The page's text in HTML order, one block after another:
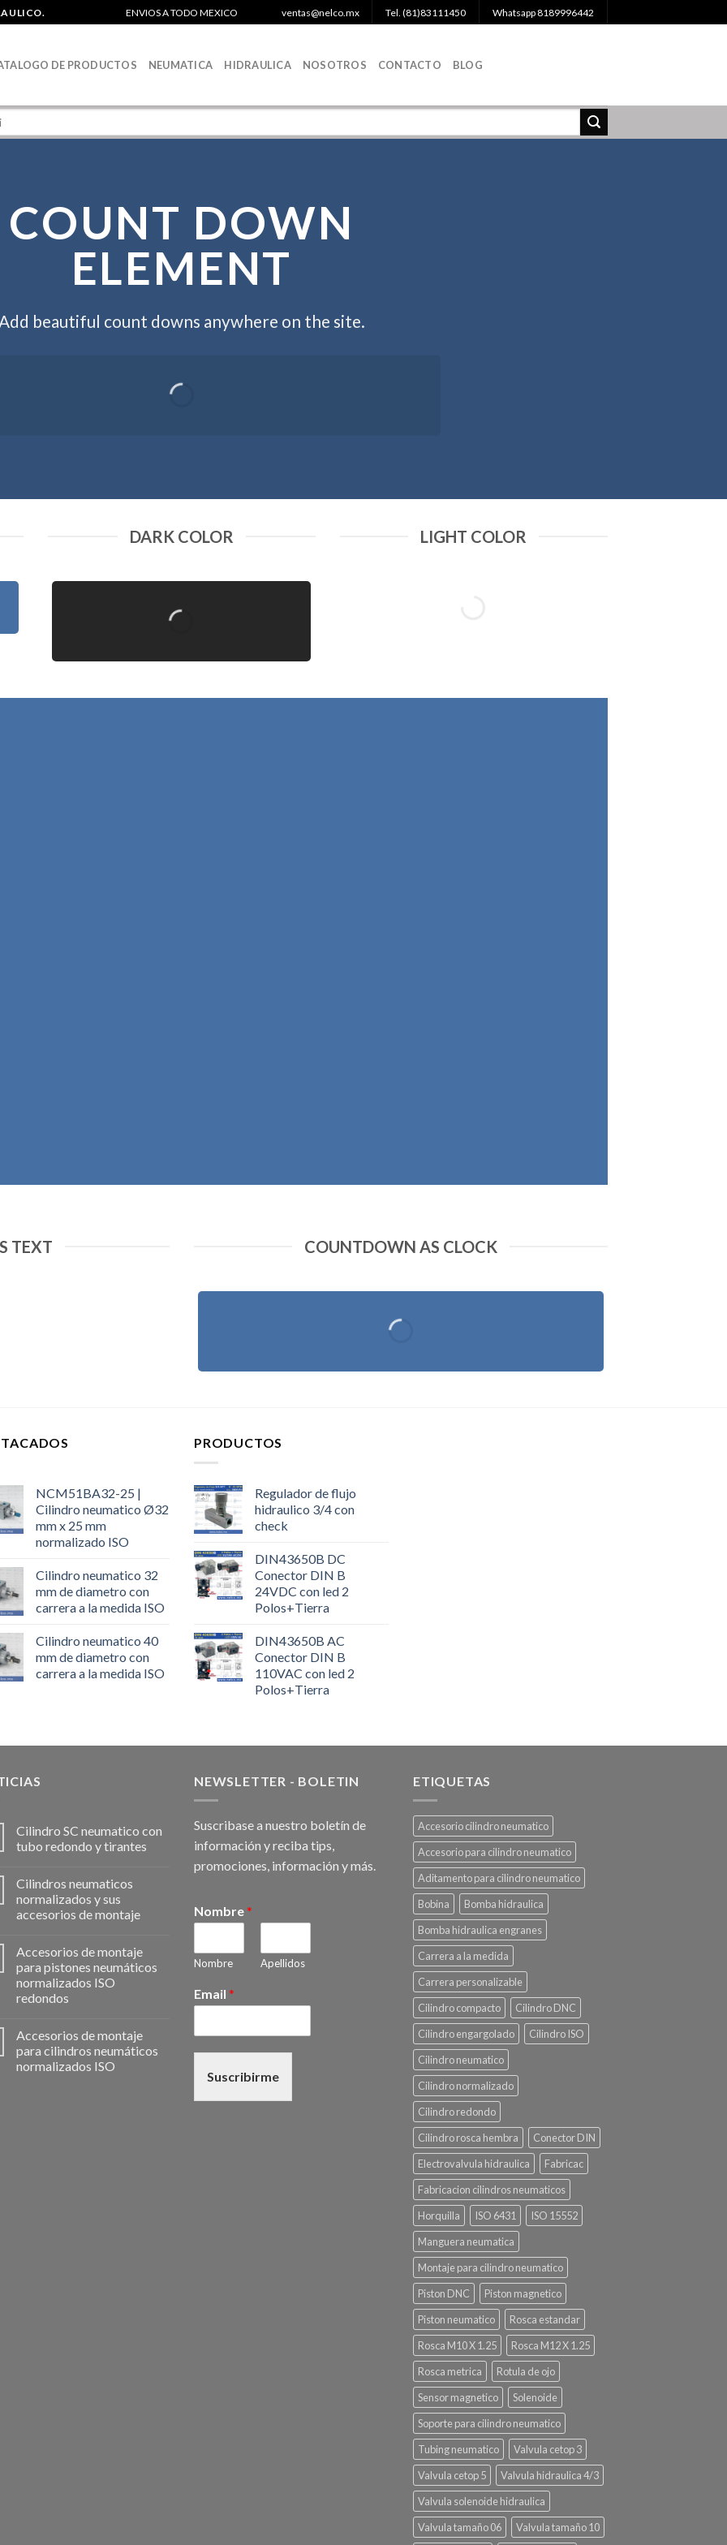
ENVIOS A TODO MEXICO ventas@nelco.mx Tel. (81)83111450 Whatsapp 8189996442
DE PRODUCTOS NEUMATICA HIDRAULICA NOSOTROS CONTACTO BLOG
COUNT DOWN
ELEMENT
Add beautiful count downs anywhere on the site.
DARK COLOR LIGHT COLOR
TEXT COUNTDOWN AS CLOCK
NCM51BA32-25 |
Cilindro neumatico Ø32
mm x 25 mm
normalizado ISO
Cilindro neumatico 32
mm de diametro con
carrera a la medida ISO
Cilindro neumatico 40
mm de diametro con
carrera a la medida ISO
PRODUCTOS
Regulador de flujo
hidraulico 3/4 con
check
DIN43650B DC
Conector DIN B
24VDC con led 2
Polos+Tierra
DIN43650B AC
Conector DIN B
110VAC con led 2
Polos+Tierra
Cilindro SC neumatico con
tubo redondo y tirantes
Cilindros neumaticos
normalizados y sus
accesorios de montaje
Accesorios de montaje
para pistones neumáticos
normalizados ISO
redondos
Accesorios de montaje
para cilindros neumáticos
normalizados ISO
NEWSLETTER - BOLETIN
Suscribase a nuestro boletín de
información y reciba tips,
promociones, información y más.
Nombre *
Nombre Apellidos
Email *
Suscribirme
ETIQUETAS
Accesorio cilindro neumatico
Accesorio para cilindro neumatico
Aditamento para cilindro neumatico
Bobina
Bomba hidraulica
Bomba hidraulica engranes
Carrera a la medida
Carrera personalizable
Cilindro compacto
Cilindro DNC
Cilindro engargolado
Cilindro ISO
Cilindro neumatico
Cilindro normalizado
Cilindro redondo
Cilindro rosca hembra
Conector DIN
Electrovalvula hidraulica
Fabricac
Fabricacion cilindros neumaticos
Horquilla
ISO 6431
ISO 15552
Manguera neumatica
Montaje para cilindro neumatico
Piston DNC
Piston magnetico
Piston neumatico
Rosca estandar
Rosca M10 X 1.25
Rosca M12 X 1.25
Rosca metrica
Rotula de ojo
Sensor magnetico
Solenoide
Soporte para cilindro neumatico
Tubing neumatico
Valvula cetop 3
Valvula cetop 5
Valvula hidraulica 4/3
Valvula solenoide hidraulica
Valvula tamaño 06
Valvula tamaño 10